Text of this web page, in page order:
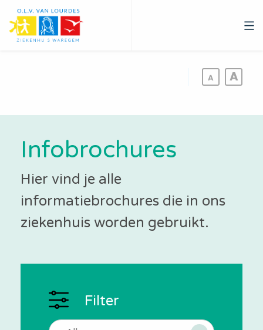
Overslaan
en
naar
Infobrochures
Hier vind je alle
informatiebrochures die in ons
ziekenhuis worden gebruikt.
Filter